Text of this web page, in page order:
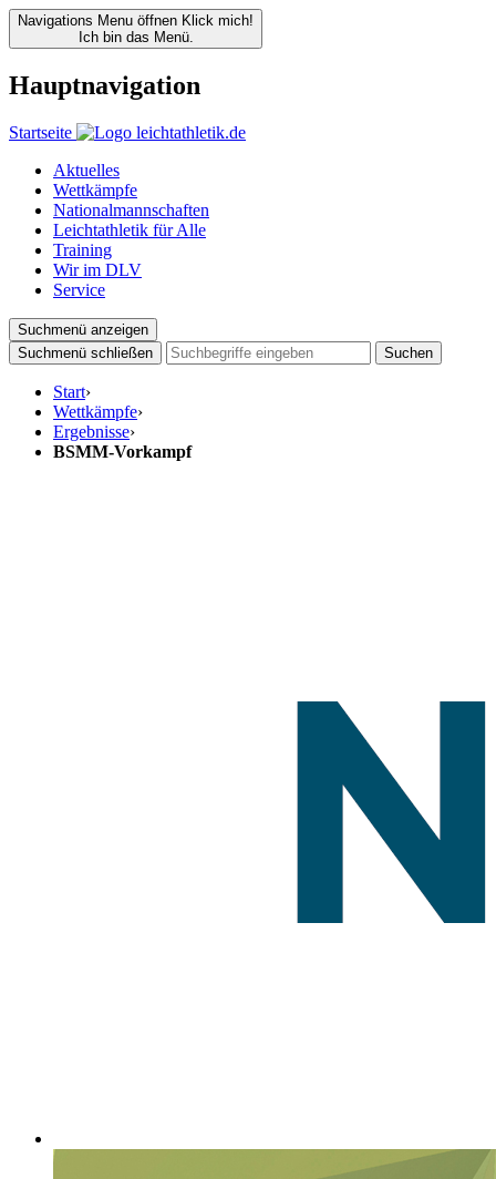
Navigations Menu öffnen Klick mich!
Ich bin das Menü.
Hauptnavigation
Startseite
Aktuelles
Wettkämpfe
Nationalmannschaften
Leichtathletik für Alle
Training
Wir im DLV
Service
Suchmenü anzeigen
Suchmenü schließen
Suchen
Start›
Wettkämpfe›
Ergebnisse›
BSMM-Vorkampf